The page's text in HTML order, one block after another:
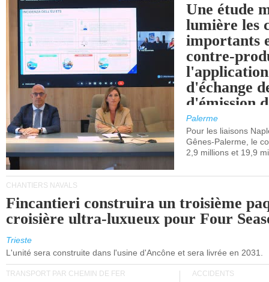
Une étude
lumière les
importants
contre-
d'échange
d'émission
(SEQE-UE)
maritimes
occidentale.
Palerme
Pour les liaisons
Gênes-Palerme, le
2,9 millions et 19,9
CHANTIERS NAVALS
Fincantieri construira un troisième
croisière ultra-luxueux pour Four
Trieste
L'unité sera construite dans l'usine d'Ancône et sera livrée en 2031.
TRANSPORT PAR CHEMIN DE FER ACCIDENTS